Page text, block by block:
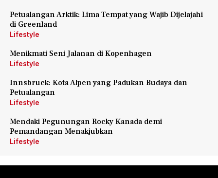
Petualangan Arktik: Lima Tempat yang Wajib Dijelajahi
di Greenland
Lifestyle
Menikmati Seni Jalanan di Kopenhagen
Lifestyle
Innsbruck: Kota Alpen yang Padukan Budaya dan
Petualangan
Lifestyle
Mendaki Pegunungan Rocky Kanada demi
Pemandangan Menakjubkan
Lifestyle